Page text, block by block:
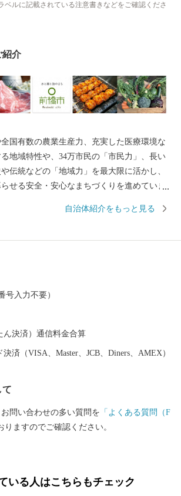
ベルに記載されている注意書きなどをご確認くださ
紹介
国有数の農業生産力、充実した医療環境な
地域特性や、34万市民の「市民力」、長い
伝統などの「地域力」を最大限に活かし、
せる安全・安心なまちづくりを進めていま
13のプロジェクトコース と市長一任コース
くとともに、本市在住の皆様におかれて
らの温かい応援を心からお待ちしています。
自治体紹介をもっと見る
号入力不要）
ん決済）通信料金合算
済（VISA、Master、JCB、Diners、AMEX）
て
問い合わせの多い質問を 「よくある質問（F
りますのでご確認ください。
いる人はこちらもチェック